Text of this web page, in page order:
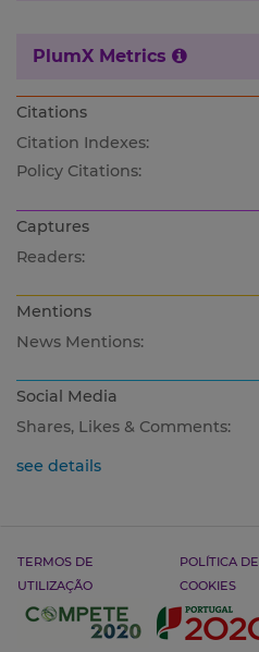
PlumX Metrics
Citations
Citation Indexes:
Policy Citations:
Captures
Readers:
Mentions
News Mentions:
Social Media
Shares, Likes & Comments:
see details
TERMOS DE
UTILIZAÇÃO
POLÍTICA DE
COOKIES